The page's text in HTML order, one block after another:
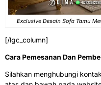
Exclusive Desain Sofa Tamu
[/lgc_column]
Cara Pemesanan Dan
Silahkan menghubungi